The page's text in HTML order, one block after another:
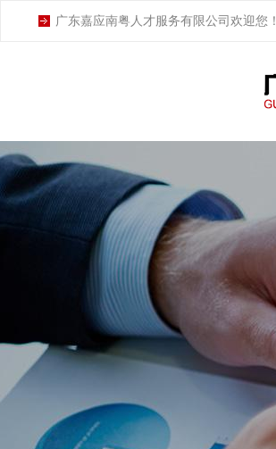
广东嘉应南粤人才服务有限公司欢迎您！